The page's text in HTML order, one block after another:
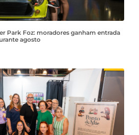
Park Foz: moradores ganham entrada
agosto